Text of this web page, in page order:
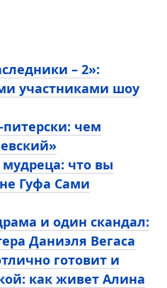
– 2»:
участниками шоу
питерски: чем
что вы
Гуфа Сами
и один скандал:
Даниэля Вегаса
готовит и
как живет Алина